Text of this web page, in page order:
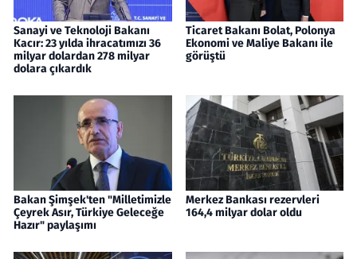
Sanayi ve Teknoloji Bakanı
Kacır: 23 yılda ihracatımızı 36
milyar dolardan 278 milyar
dolara çıkardık
Ticaret Bakanı Bolat, Polonya
Ekonomi ve Maliye Bakanı ile
görüştü
Bakan Şimşek'ten "Milletimizle
Çeyrek Asır, Türkiye Geleceğe
Hazır" paylaşımı
Merkez Bankası rezervleri
164,4 milyar dolar oldu